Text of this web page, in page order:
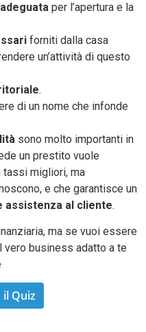
per l’apertura e la
forniti dalla casa
un’attività di questo
.
di un nome che infonde
sono molto importanti in
un prestito vuole
tassi migliori, ma
e che garantisce un
assistenza al cliente.
ma se vuoi essere
vero business adatto a te
il Quiz